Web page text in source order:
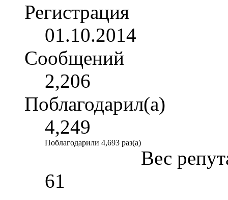
Регистрация
01.10.2014
Сообщений
2,206
Поблагодарил(а)
4,249
Поблагодарили 4,693 раз(а)
Вес
61